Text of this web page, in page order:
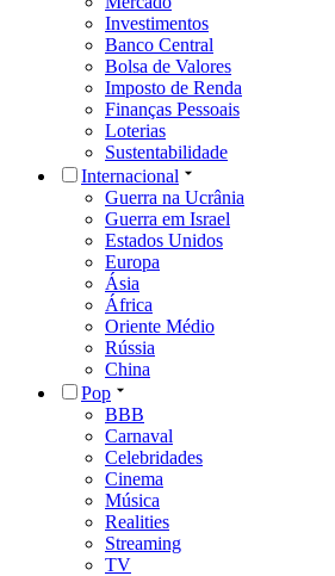
Investimentos
Banco Central
Bolsa de Valores
Imposto de Renda
Finanças Pessoais
Loterias
Sustentabilidade
Internacional
Guerra na Ucrânia
Guerra em Israel
Estados Unidos
Europa
Ásia
África
Oriente Médio
Rússia
China
Pop
BBB
Carnaval
Celebridades
Cinema
Música
Realities
Streaming
TV